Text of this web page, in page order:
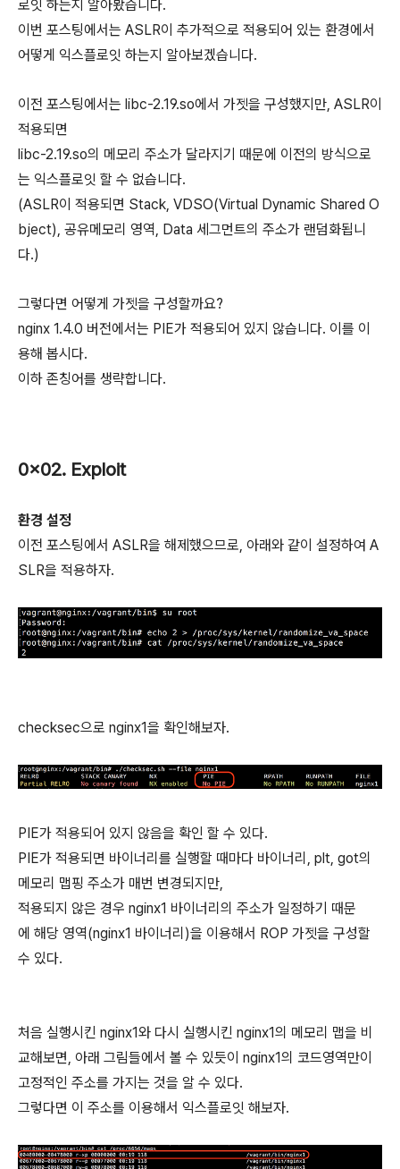
로잇 하는지 알아봤습니다.
이번 포스팅에서는 ASLR이 추가적으로 적용되어 있는 환경에서
어떻게 익스플로잇 하는지 알아보겠습니다.
이전 포스팅에서는 libc-2.19.so에서 가젯을 구성했지만, ASLR이
적용되면
libc-2.19.so의 메모리 주소가 달라지기 때문에 이전의 방식으로
는 익스플로잇 할 수 없습니다.
(ASLR이 적용되면 Stack, VDSO(Virtual Dynamic Shared O
bject), 공유메모리 영역, Data 세그먼트의 주소가 랜덤화됩니
다.)
그렇다면 어떻게 가젯을 구성할까요?
nginx 1.4.0 버전에서는 PIE가 적용되어 있지 않습니다. 이를 이
용해 봅시다.
이하 존칭어를 생략합니다.
0x02. Exploit
환경 설정
이전 포스팅에서 ASLR을 해제했으므로, 아래와 같이 설정하여 A
SLR을 적용하자.
checksec으로 nginx1을 확인해보자.
PIE가 적용되어 있지 않음을 확인 할 수 있다.
PIE가 적용되면 바이너리를 실행할 때마다 바이너리, plt, got의
메모리 맵핑 주소가 매번 변경되지만,
적용되지 않은 경우 nginx1 바이너리의 주소가 일정하기 때문
에 해당 영역(nginx1 바이너리)을 이용해서 ROP 가젯을 구성할
수 있다.
처음 실행시킨 nginx1와 다시 실행시킨 nginx1의 메모리 맵을 비
교해보면, 아래 그림들에서 볼 수 있듯이 nginx1의 코드영역만이
고정적인 주소를 가지는 것을 알 수 있다.
그렇다면 이 주소를 이용해서 익스플로잇 해보자.